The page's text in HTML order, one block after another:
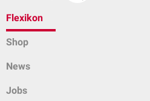
Flexikon
Shop
News
Jobs